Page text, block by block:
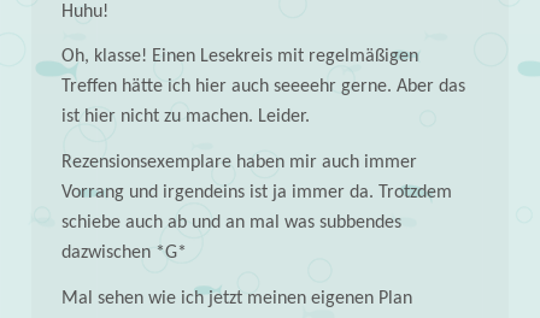
Huhu!
Oh, klasse! Einen Lesekreis mit regelmäßigen
Treffen hätte ich hier auch seeeehr gerne. Aber das
ist hier nicht zu machen. Leider.
Rezensionsexemplare haben mir auch immer
Vorrang und irgendeins ist ja immer da. Trotzdem
schiebe auch ab und an mal was subbendes
dazwischen *G*
Mal sehen wie ich jetzt meinen eigenen Plan